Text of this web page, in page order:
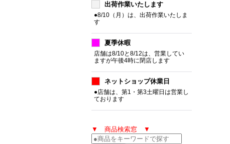
出荷作業いたします
●8/10（月）は、出荷作業いたしま
す
夏季休暇
店舗は8/10と8/12は、営業してい
ますが午後4時に閉店します
ネットショップ休業日
●店舗は、第1・第3土曜日は営業し
ております
▼ 商品検索窓 ▼